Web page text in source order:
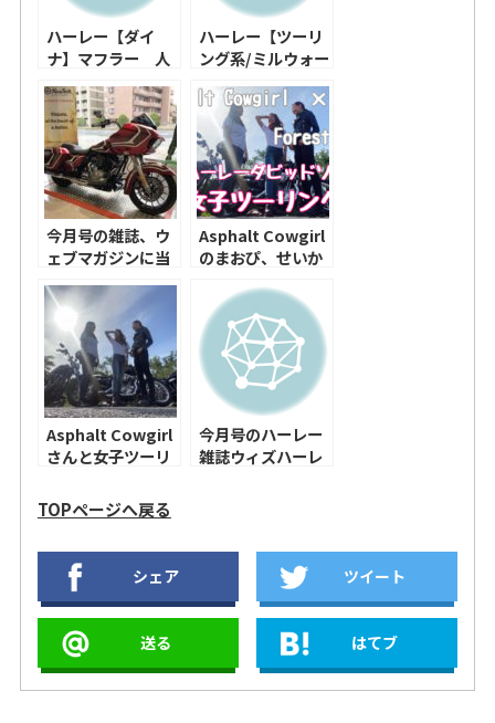
ハーレー【ダイ
ナ】マフラー 人
ハーレー【ツーリ
ング系/ミルウォー
ー 人気ランキン
グ！！
今月号の雑誌、ウ
ェブマガジンに当
す！是非見て下さ
いね〜！！
Asphalt Cowgirl
のまおぴ、せいか
グ行ってきまし
た！
Asphalt Cowgirl
さんと女子ツーリ
た！
今月号のハーレー
雑誌ウィズハーレ
TOPページへ戻る
シェア ツイート
送る はてブ